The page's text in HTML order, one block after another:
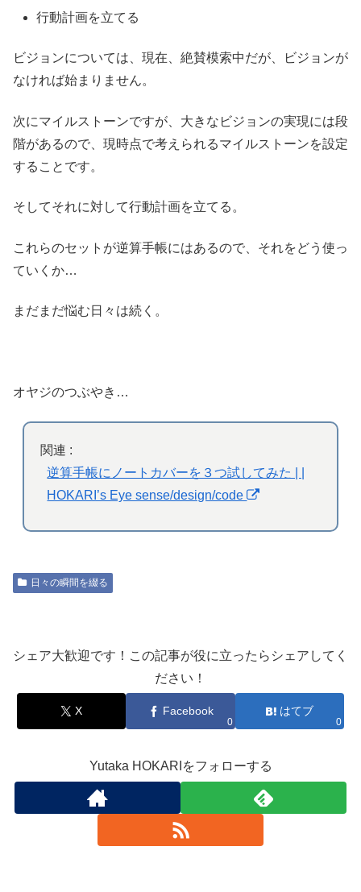
行動計画を立てる
ビジョンについては、現在、絶賛模索中だが、ビジョンが
なければ始まりません。
次にマイルストーンですが、大きなビジョンの実現には段
階があるので、現時点で考えられるマイルストーンを設定
することです。
そしてそれに対して行動計画を立てる。
これらのセットが逆算手帳にはあるので、それをどう使っ
ていくか…
まだまだ悩む日々は続く。
オヤジのつぶやき…
関連 :
逆算手帳にノートカバーを３つ試してみた | |
HOKARI’s Eye sense/design/code
日々の瞬間を綴る
シェア大歓迎です！この記事が役に立ったらシェアしてく
ださい！
X Facebook
0
はてブ
0
Yutaka HOKARIをフォローする